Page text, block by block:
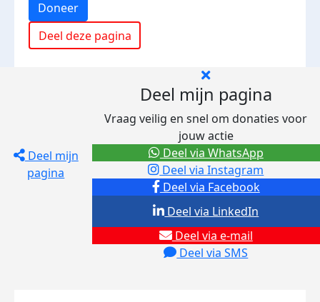
Doneer
Deel deze pagina
Deel mijn
pagina
Deel mijn pagina
Vraag veilig en snel om donaties voor
jouw actie
Deel via Facebook
Deel via Instagram
Deel via e-mail
Deel via SMS
Deel via LinkedIn
Deel via WhatsApp